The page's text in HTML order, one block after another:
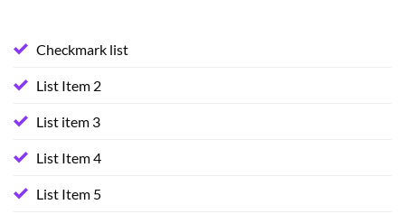
Checkmark list
List Item 2
List item 3
List Item 4
List Item 5